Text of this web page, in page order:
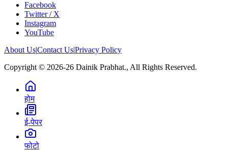
Facebook
Twitter / X
Instagram
YouTube
About Us|Contact Us|Privacy Policy
Copyright © 2026-26 Dainik Prabhat., All Rights Reserved.
होम
ई-पेपर
फोटो